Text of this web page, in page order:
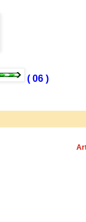
( 06 )